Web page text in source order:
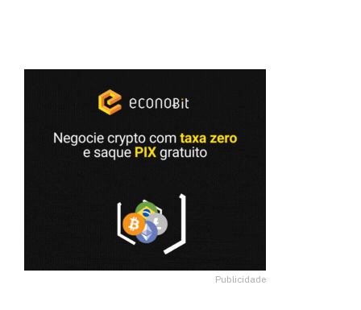
Publicidade